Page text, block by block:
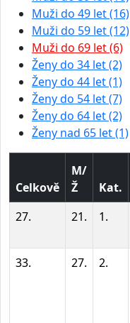
Muži do 49 let (16)
Muži do 59 let (12)
Muži do 69 let (6)
Ženy do 34 let (2)
Ženy do 44 let (1)
Ženy do 54 let (7)
Ženy do 64 let (2)
Ženy nad 65 let (1)
Celkově
M/
Ž
Kat.
27.
21. 1.
33. 27. 2.